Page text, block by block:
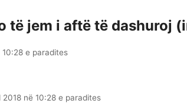
të jem i aftë të dashuroj
10:28 e paradites
2018 në 10:28 e paradites